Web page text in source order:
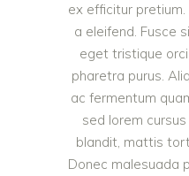
ex efficitur
a eleifend. Fusce
eget tristique
pharetra purus.
ac fermentum
sed lorem
blandit, mattis
Donec malesuada